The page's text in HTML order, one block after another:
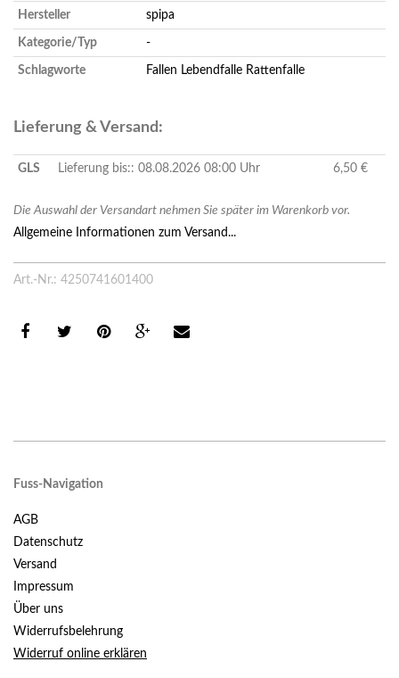
Hersteller spipa
Kategorie/Typ -
Schlagworte Fallen Lebendfalle Rattenfalle
Lieferung & Versand:
GLS Lieferung bis:: 08.08.2026 08:00 Uhr 6,50 €
Die Auswahl der Versandart nehmen Sie später im Warenkorb vor.
Allgemeine Informationen zum Versand...
Art.-Nr.: 4250741601400
Fuss-Navigation
AGB
Datenschutz
Versand
Impressum
Über uns
Widerrufsbelehrung
Widerruf online erklären